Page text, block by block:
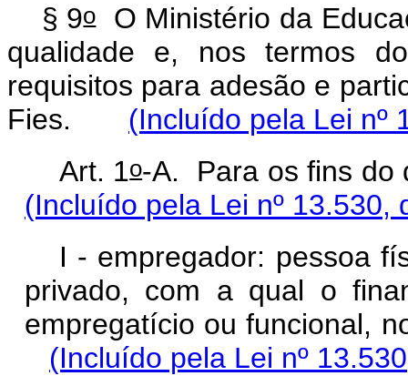
§ 9oO Ministério da
qualidade e, nos termos
requisitos para adesão e
Fies. (Incluído pela Lei nº
Art. 1o-A. Para os fins
(Incluído pela Lei nº 13.530,
I - empregador: pessoa
privado, com a qual o
empregatício ou funcional,
(Incluído pela Lei nº